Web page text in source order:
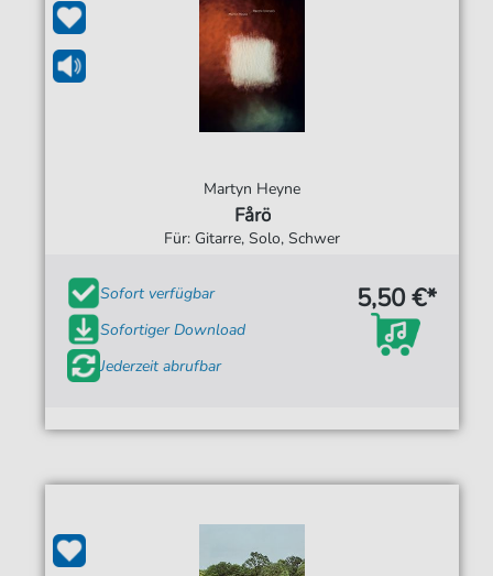
Martyn Heyne
Fårö
Für: Gitarre, Solo, Schwer
Sofort verfügbar
Sofortiger Download
Jederzeit abrufbar
5,50 €*